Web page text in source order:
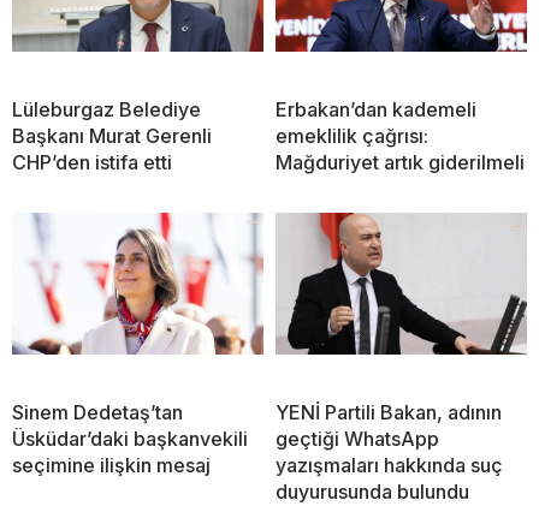
Lüleburgaz Belediye
Başkanı Murat Gerenli
CHP’den istifa etti
Erbakan’dan kademeli
emeklilik çağrısı:
Mağduriyet artık giderilmeli
Sinem Dedetaş’tan
Üsküdar’daki başkanvekili
seçimine ilişkin mesaj
YENİ Partili Bakan, adının
geçtiği WhatsApp
yazışmaları hakkında suç
duyurusunda bulundu